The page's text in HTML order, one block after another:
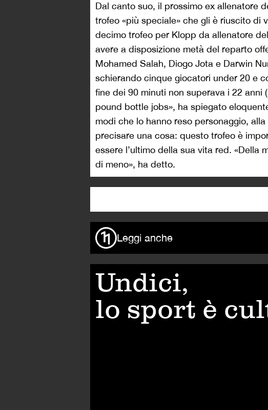
Dal canto suo, il prossimo ex allenatore
trofeo «più speciale» che gli è riuscito di
decimo trofeo per Klopp da allenatore
avere a disposizione metà del reparto
Mohamed Salah, Diogo Jota e Darwin
schierando cinque giocatori under 20 e
fine dei 90 minuti non superava i 22 anni
pound bottle jobs», ha spiegato
modi che lo hanno reso personaggio,
precisare una cosa: questo trofeo è
essere l’ultimo della sua vita red. «Della
di meno», ha detto.
Leggi anche
Undici,
lo sport è